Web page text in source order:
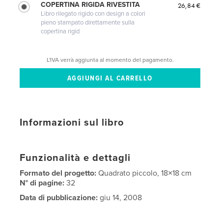
COPERTINA RIGIDA RIVESTITA
Libro rilegato rigido con design a colori
pieno stampato direttamente sulla
copertina rigid
26,84 €
L'IVA verrà aggiunta al momento del pagamento.
Informazioni sul libro
Funzionalità e dettagli
Formato del progetto:Quadrato piccolo, 18×18 cm
N° di pagine:32
Data di pubblicazione: giu 14, 2008